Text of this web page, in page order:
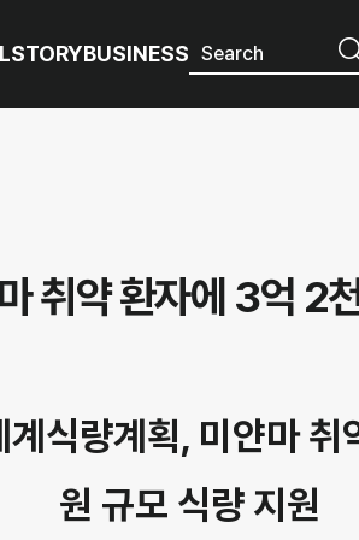
STORYBUSINESS
취약 환자에 3억 2
식량계획, 미얀마
원 규모 식량 지원